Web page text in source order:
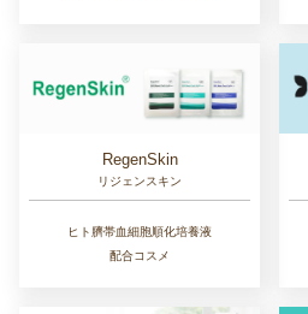
RegenSkin
リジェンスキン
ヒト臍帯血細胞順化培養液
配合コスメ